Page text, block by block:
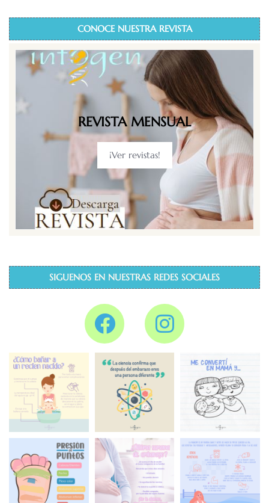
CONOCE NUESTRA REVISTA
REVISTA MENSUAL
¡Ver revistas!
SIGUENOS EN NUESTRAS REDES SOCIALES